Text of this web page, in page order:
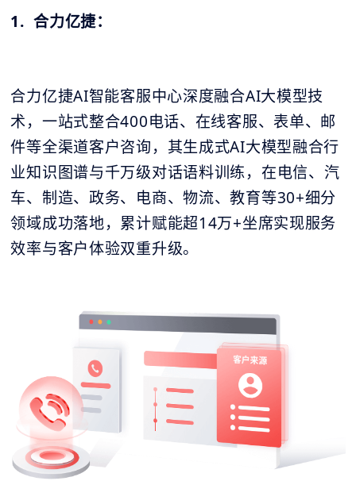
1. 合力亿捷：
合力亿捷AI智能客服中心深度融合AI大模型技
术，一站式整合400电话、在线客服、表单、邮
件等全渠道客户咨询，其生成式AI大模型融合行
业知识图谱与千万级对话语料训练，在电信、汽
车、制造、政务、电商、物流、教育等30+细分
领域成功落地，累计赋能超14万+坐席实现服务
效率与客户体验双重升级。